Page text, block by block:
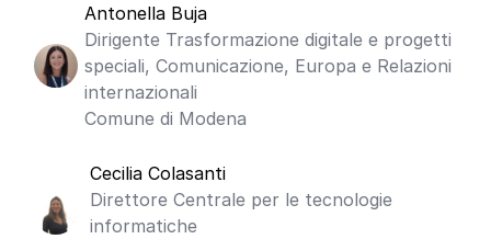
Antonella Buja
Dirigente Trasformazione digitale e progetti
speciali, Comunicazione, Europa e Relazioni
internazionali
Comune di Modena
Cecilia Colasanti
Direttore Centrale per le tecnologie
informatiche